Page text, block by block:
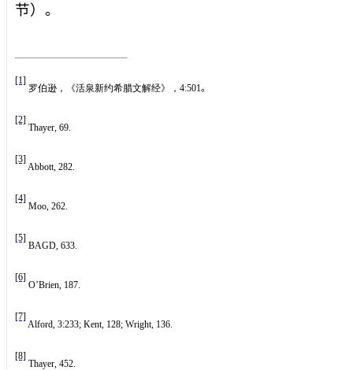
节）。
[1]
罗伯逊，《活泉新约希腊文解经》， 4:501。
[2]
Thayer, 69.
[3]
Abbott, 282.
[4]
Moo, 262.
[5]
BAGD, 633.
[6]
O’Brien, 187.
[7]
Alford, 3:233; Kent, 128; Wright, 136.
[8]
Thayer, 452.